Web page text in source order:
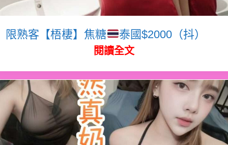
限熟客【梧棲】焦糖 泰國$2000（抖）
閱讀全文